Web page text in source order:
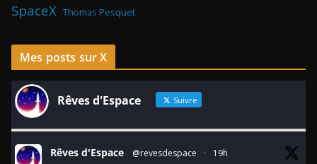
SpaceX Thomas Pesquet
Mes posts sur X
Rêves d'Espace Suivre
Rêves d'Espace @revesdespace · 19h